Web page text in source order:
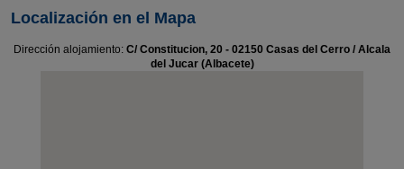
Localización en el Mapa
Dirección alojamiento: C/ Constitucion, 20 - 02150 Casas del Cerro / Alcala
del Jucar (Albacete)